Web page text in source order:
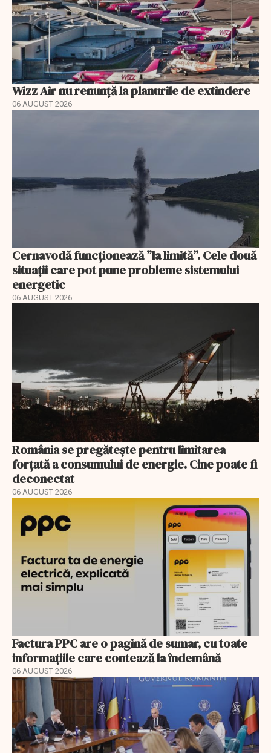
Wizz Air nu renunță la planurile de extindere
06 AUGUST 2026
Cernavodă funcționează ”la limită”. Cele două
situații care pot pune probleme sistemului
energetic
06 AUGUST 2026
România se pregătește pentru limitarea
forțată a consumului de energie. Cine poate fi
deconectat
06 AUGUST 2026
Factura PPC are o pagină de sumar, cu toate
informațiile care contează la îndemână
06 AUGUST 2026